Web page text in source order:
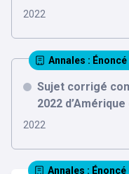
2022
Annales :
Sujet corrigé
2022
2022
Annales :